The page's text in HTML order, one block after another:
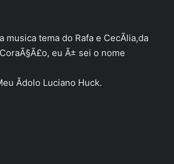
musica tema do Rafa e CecÃ­lia,da
eu Ã± sei o nome
Ãdolo Luciano Huck.